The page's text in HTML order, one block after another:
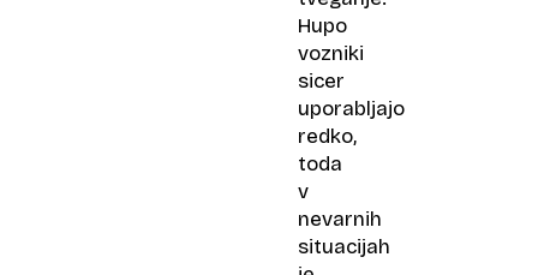
Hupo
vozniki
sicer
uporabljajo
redko,
toda
v
nevarnih
situacijah